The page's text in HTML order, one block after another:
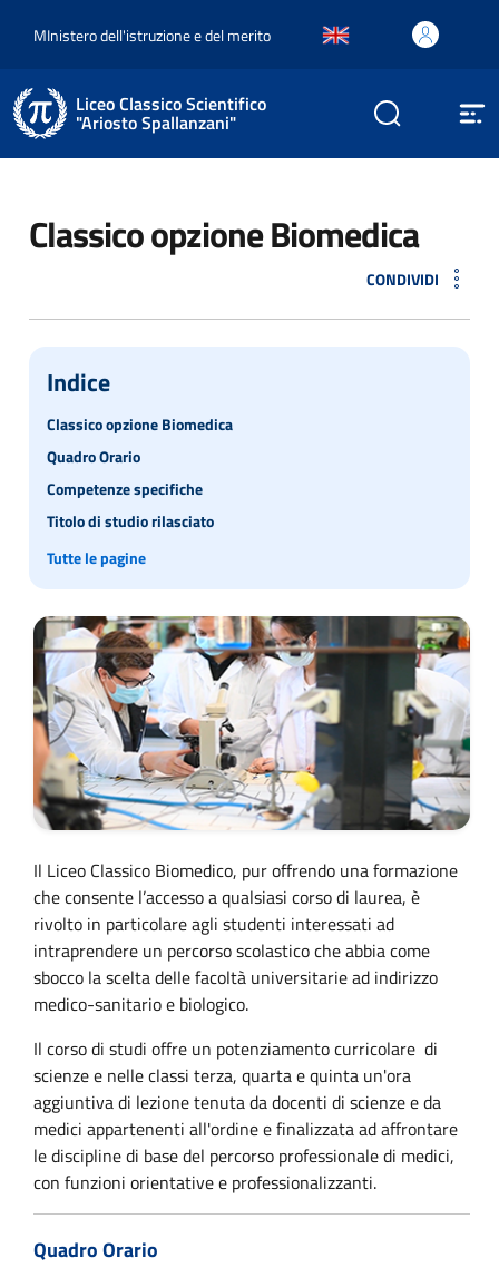
MInistero dell'istruzione e del merito
Liceo Classico Scientifico
"Ariosto Spallanzani"
Classico opzione Biomedica
CONDIVIDI
Indice
Classico opzione Biomedica
Quadro Orario
Competenze specifiche
Titolo di studio rilasciato
Tutte le pagine
Il Liceo Classico Biomedico, pur offrendo una formazione
che consente l’accesso a qualsiasi corso di laurea, è
rivolto in particolare agli studenti interessati ad
intraprendere un percorso scolastico che abbia come
sbocco la scelta delle facoltà universitarie ad indirizzo
medico-sanitario e biologico.
Il corso di studi offre un potenziamento curricolare di
scienze e nelle classi terza, quarta e quinta un'ora
aggiuntiva di lezione tenuta da docenti di scienze e da
medici appartenenti all'ordine e finalizzata ad affrontare
le discipline di base del percorso professionale di medici,
con funzioni orientative e professionalizzanti.
Quadro Orario